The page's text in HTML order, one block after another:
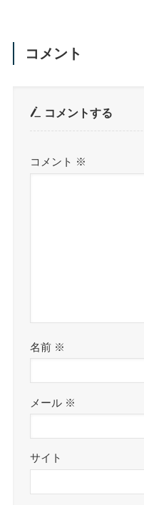
コメント
コメントする
コメント ※
名前 ※
メール ※
サイト